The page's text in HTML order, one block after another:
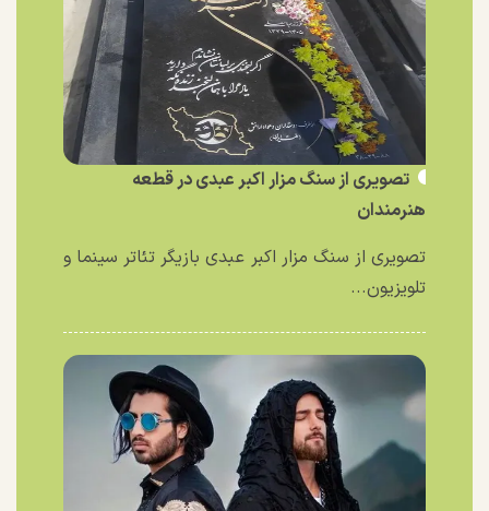
تصویری از سنگ مزار اکبر عبدی در قطعه
هنرمندان
تصویری از سنگ مزار اکبر عبدی بازیگر تئاتر سینما و
تلویزیون...